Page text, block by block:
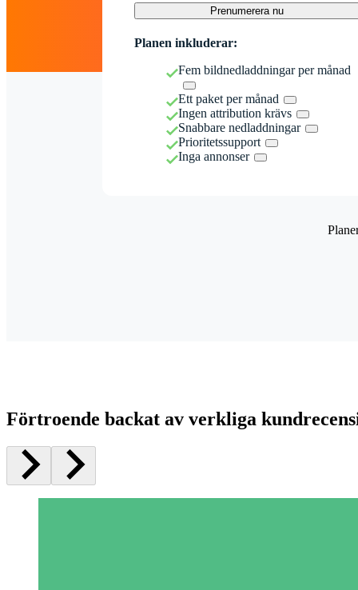
Prenumerera nu
Planen inkluderar:
Fem bildnedladdningar per månad
Ett paket per månad
Ingen attribution krävs
Snabbare nedladdningar
Prioritetssupport
Inga annonser
Förtroende backat av verkliga